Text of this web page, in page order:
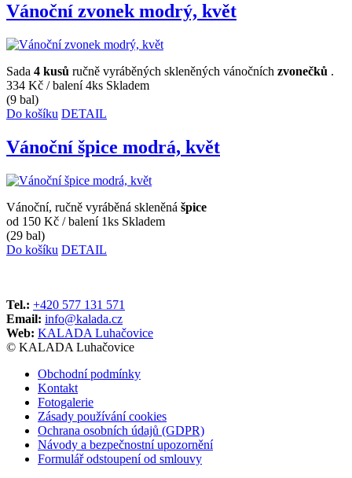
Vánoční zvonek modrý, květ
Sada 4 kusů ručně vyráběných skleněných vánočních zvonečků .
334 Kč / balení 4ks Skladem
(9 bal)
Do košíku DETAIL
Vánoční špice modrá, květ
Vánoční, ručně vyráběná skleněná špice
od 150 Kč / balení 1ks Skladem
(29 bal)
Do košíku DETAIL
Tel.: +420 577 131 571
Email: info@kalada.cz
Web: KALADA Luhačovice
© KALADA Luhačovice
Obchodní podmínky
Kontakt
Fotogalerie
Zásady používání cookies
Ochrana osobních údajů (GDPR)
Návody a bezpečnostní upozornění
Formulář odstoupení od smlouvy